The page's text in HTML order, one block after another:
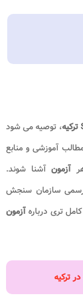
، توصیه می شود
آموزشی و منابع
آزمونآشنا شوند.
رسمی سازمان سنجش
تری دربارهآزمون
ترکیه